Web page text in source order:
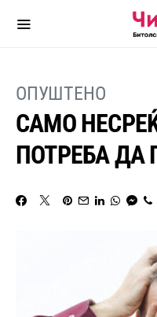
ОПУШТЕНО
САМО
ПОТРЕБА ДА